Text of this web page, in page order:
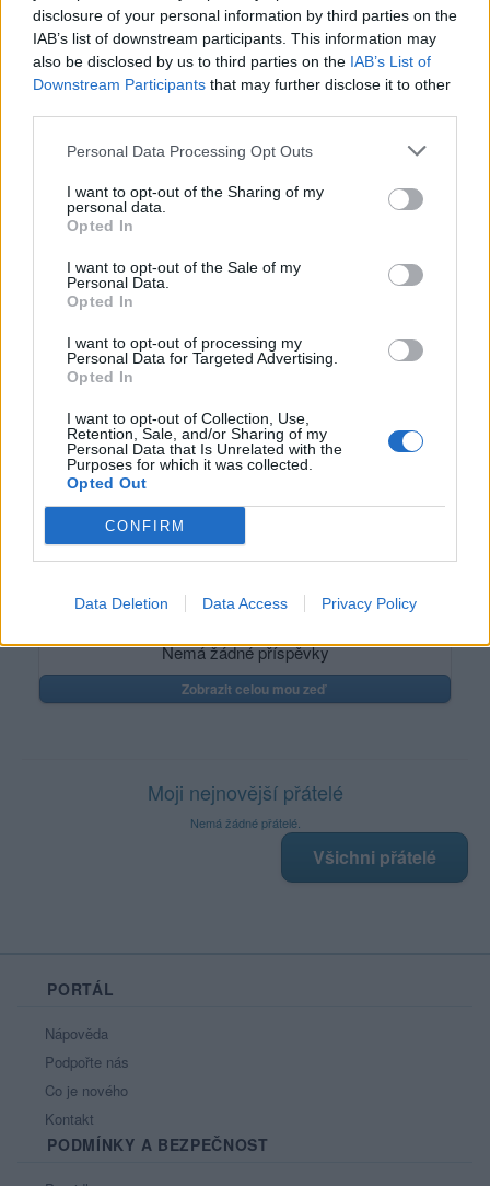
disclosure of your personal information by third parties on the
IAB’s list of downstream participants. This information may
also be disclosed by us to third parties on the IAB’s List of
Downstream Participants that may further disclose it to other
Personal Data Processing Opt Outs
I want to opt-out of the Sharing of my
personal data.
Opted In
I want to opt-out of the Sale of my
Personal Data.
Opted In
I want to opt-out of processing my
Personal Data for Targeted Advertising.
Opted In
I want to opt-out of Collection, Use,
Retention, Sale, and/or Sharing of my
Personal Data that Is Unrelated with the
Purposes for which it was collected.
Opted Out
CONFIRM
Data Deletion Data Access Privacy Policy
Kontakt
Napsat uživateli vzkaz
Informace o profilu a chatu
Registrace od: 18.02.2026 14:48
Online
: Není nikde online
Naposledy aktivní : 18.02.2026 19:17
Prochatováno: 0.00 hod.
Oblibené místnosti
: Žádné
Sledované diskuze
život
Poslední 3 příspěvky na mé zdi
Nemá žádné příspěvky
Zobrazit celou mou zeď
Moji nejnovější přátelé
Nemá žádné přátelé.
Všichni přátelé
PORTÁL
Nápověda
Podpořte nás
Co je nového
Kontakt
PODMÍNKY A BEZPEČNOST